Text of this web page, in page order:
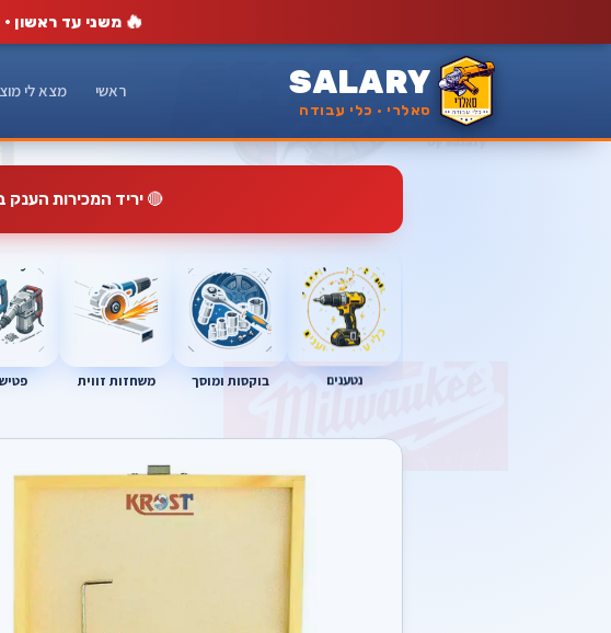
🔥משני עד ראשון
SALARY
סאלרי · כלי עבודה
ראשי מצא לי
🔴יריד המכירות הענק
נטענים בוקסות ומוסך משחזות זווית